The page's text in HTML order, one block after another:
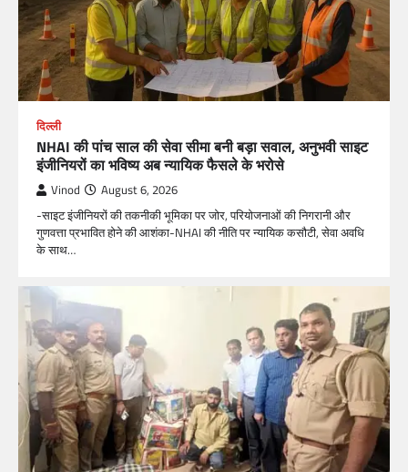
दिल्ली
NHAI की पांच साल की सेवा सीमा बनी बड़ा सवाल, अनुभवी साइट
इंजीनियरों का भविष्य अब न्यायिक फैसले के भरोसे
Vinod August 6, 2026
-साइट इंजीनियरों की तकनीकी भूमिका पर जोर, परियोजनाओं की निगरानी और
गुणवत्ता प्रभावित होने की आशंका-NHAI की नीति पर न्यायिक कसौटी, सेवा अवधि
के साथ…